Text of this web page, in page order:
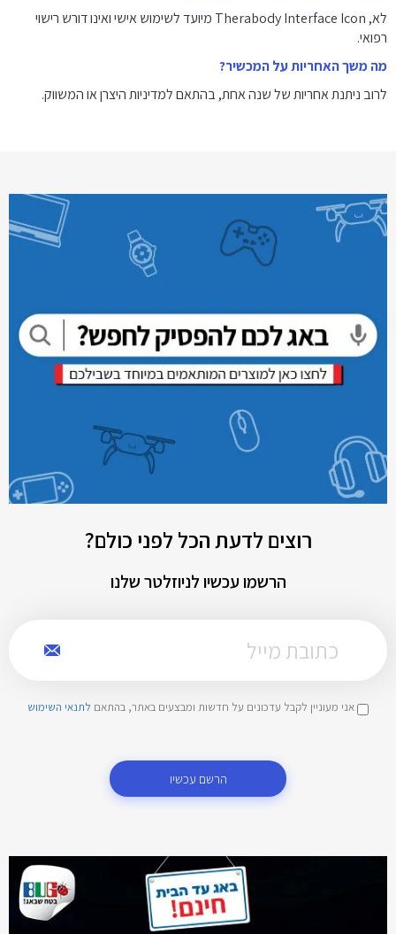
לא, Therabody Interface Icon מיועד לשימוש אישי ואינו דורש רישוי
רפואי.
מה משך האחריות על המכשיר?
לרוב ניתנת אחריות של שנה אחת, בהתאם למדיניות היצרן או המשווק.
רוצים לדעת הכל לפני כולם?
הרשמו עכשיו לניוזלטר שלנו
אני מעוניין לקבל עדכונים על חדשות ומבצעים באתר, בהתאם לתנאי השימוש
הרשם עכשיו